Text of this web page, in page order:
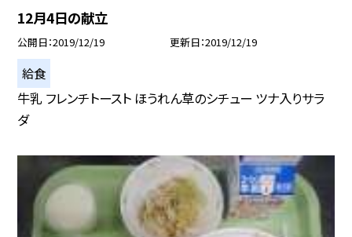
12月4日の献立
公開日 2019/12/19 更新日 2019/12/19
給食
牛乳 フレンチトースト ほうれん草のシチュー ツナ入りサラ
ダ